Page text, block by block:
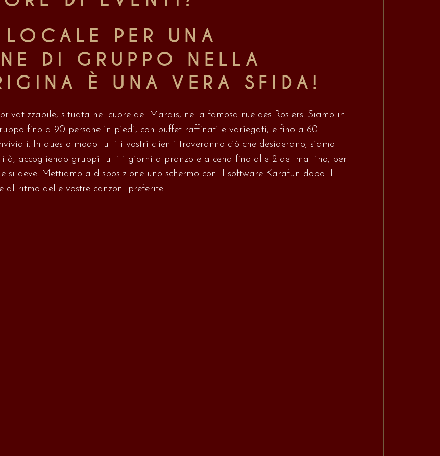
PER UNA
DI GRUPPO NELLA
È UNA VERA SFIDA!
situata nel cuore del Marais, nella famosa rue des Rosiers. Siamo in
fino a 90 persone in piedi, con buffet raffinati e variegati, e fino a 60
In questo modo tutti i vostri clienti troveranno ciò che desiderano; siamo
accogliendo gruppi tutti i giorni a pranzo e a cena fino alle 2 del mattino, per
si deve. Mettiamo a disposizione uno schermo con il software Karafun dopo il
al ritmo delle vostre canzoni preferite.